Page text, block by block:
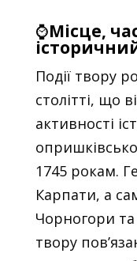
⌚Місце,
Події твору
столітті, що
активності
1745 рокам.
Карпати, а
Чорногори та
твору